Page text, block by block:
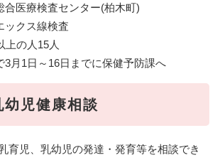
医療検査センター(柏木町)
クス線検査
の人15人
月1日～16日までに保健予防課へ
児健康相談
育児、乳幼児の発達・発育等を相談でき